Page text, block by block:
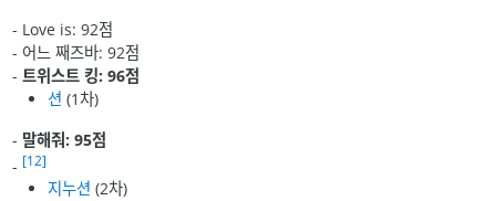
- Love is: 92점
- 어느 째즈바: 92점
-트위스트 킹: 96점
션 (1차)
- 말해줘: 95점
- [12]
지누션 (2차)